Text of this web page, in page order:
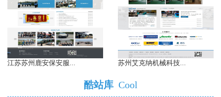
江苏苏州鹿安保安服... 苏州艾克纳机械科技...
酷站库 Cool